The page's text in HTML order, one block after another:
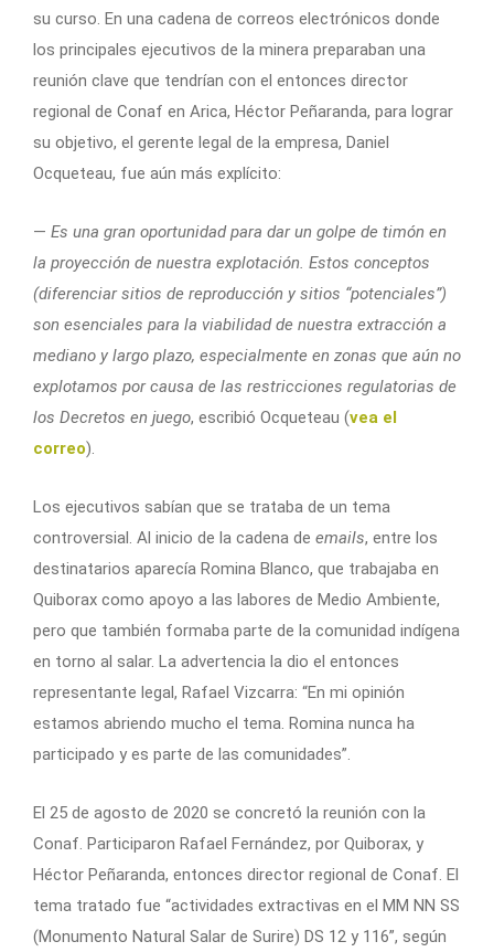
su curso. En una cadena de correos electrónicos donde
los principales ejecutivos de la minera preparaban una
reunión clave que tendrían con el entonces director
regional de Conaf en Arica, Héctor Peñaranda, para lograr
su objetivo, el gerente legal de la empresa, Daniel
Ocqueteau, fue aún más explícito:
— Es una gran oportunidad para dar un golpe de timón en
la proyección de nuestra explotación. Estos conceptos
(diferenciar sitios de reproducción y sitios “potenciales”)
son esenciales para la viabilidad de nuestra extracción a
mediano y largo plazo, especialmente en zonas que aún no
explotamos por causa de las restricciones regulatorias de
los Decretos en juego, escribió Ocqueteau (vea el
correo).
Los ejecutivos sabían que se trataba de un tema
controversial. Al inicio de la cadena de emails, entre los
destinatarios aparecía Romina Blanco, que trabajaba en
Quiborax como apoyo a las labores de Medio Ambiente,
pero que también formaba parte de la comunidad indígena
en torno al salar. La advertencia la dio el entonces
representante legal, Rafael Vizcarra: “En mi opinión
estamos abriendo mucho el tema. Romina nunca ha
participado y es parte de las comunidades”.
El 25 de agosto de 2020 se concretó la reunión con la
Conaf. Participaron Rafael Fernández, por Quiborax, y
Héctor Peñaranda, entonces director regional de Conaf. El
tema tratado fue “actividades extractivas en el MM NN SS
(Monumento Natural Salar de Surire) DS 12 y 116”, según